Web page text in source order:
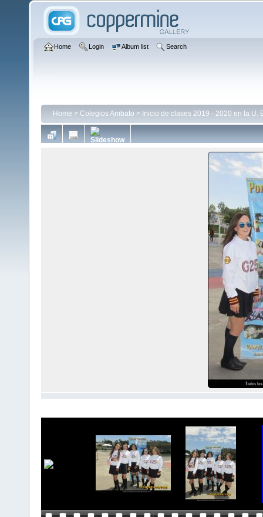
Home Login Album list Search
Home > Colegios Ambato > Inicio de clases 2019 - 2020 en la U.